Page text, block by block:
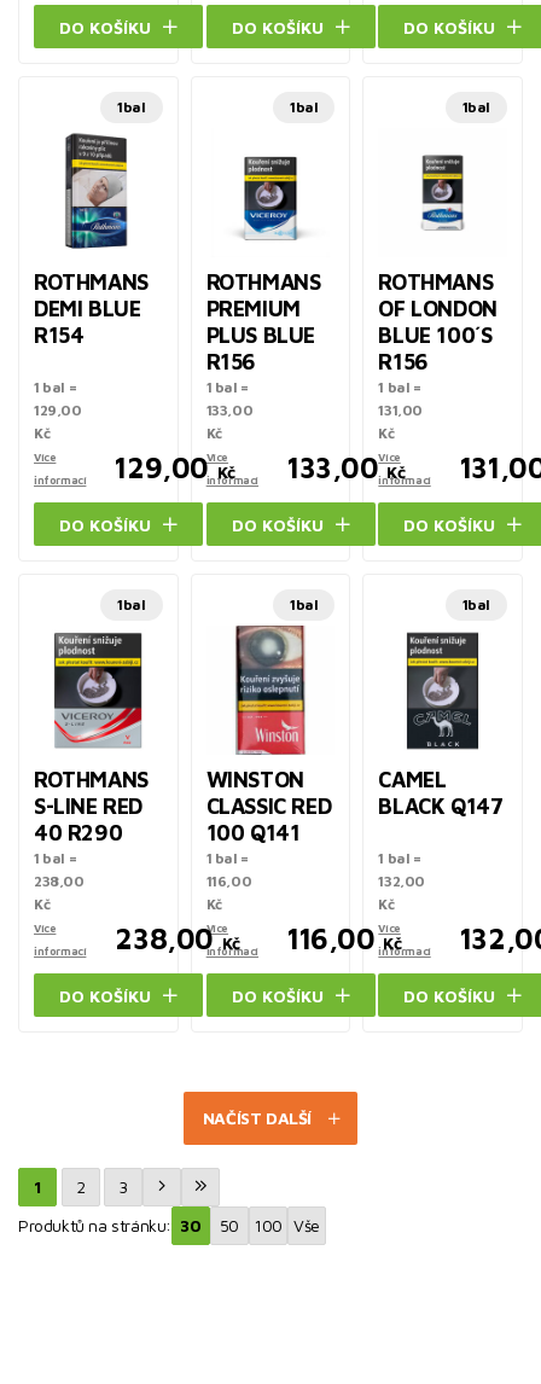
DO KOŠÍKU DO KOŠÍKU DO KOŠÍKU
1bal
ROTHMANS
DEMI BLUE
R154
1 bal =
129,00
Kč
Více
informací
129,00 Kč
DO KOŠÍKU
1bal
ROTHMANS
PREMIUM
PLUS BLUE
R156
1 bal =
133,00
Kč
Více
informací
133,00 Kč
DO KOŠÍKU
1bal
ROTHMANS
OF LONDON
BLUE 100´S
R156
1 bal =
131,00
Kč
Více
informací
DO KOŠÍKU
1bal
ROTHMANS
S-LINE RED
40 R290
1 bal =
238,00
Kč
Více
informací
238,00 Kč
DO KOŠÍKU
1bal
WINSTON
CLASSIC RED
100 Q141
1 bal =
116,00
Kč
Více
informací
116,00 Kč
DO KOŠÍKU
1bal
CAMEL
BLACK Q147
1 bal =
132,00
Kč
Více
informací
DO KOŠÍKU
NAČÍST DALŠÍ
1 2
3
Produktů na stránku: 30 50 100 Vše